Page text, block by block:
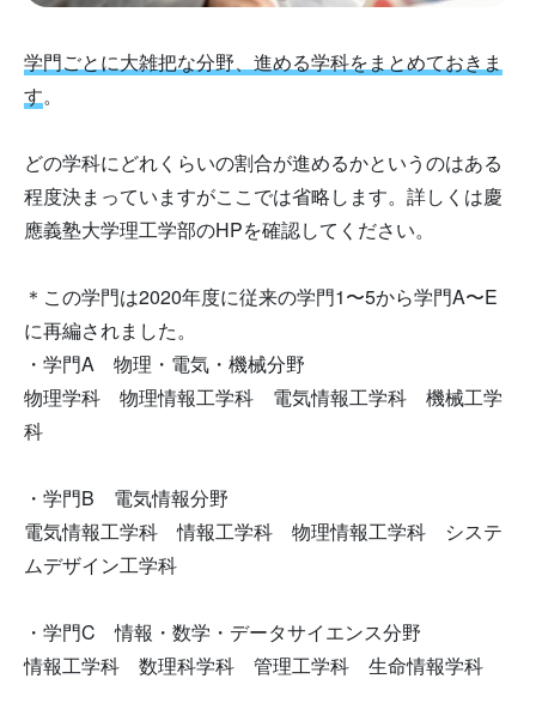
学門ごとに大雑把な分野、進める学科をまとめておきま
す。
どの学科にどれくらいの割合が進めるかというのはある
程度決まっていますがここでは省略します。詳しくは慶
應義塾大学理工学部のHPを確認してください。
＊この学門は2020年度に従来の学門1〜5から学門A〜E
に再編されました。
・学門A 物理・電気・機械分野
物理学科 物理情報工学科 電気情報工学科 機械工学
科
・学門B 電気情報分野
電気情報工学科 情報工学科 物理情報工学科 システ
ムデザイン工学科
・学門C 情報・数学・データサイエンス分野
情報工学科 数理科学科 管理工学科 生命情報学科